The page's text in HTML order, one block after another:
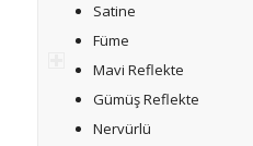
Satine
Füme
Mavi Reflekte
Gümüş Reflekte
Nervürlü